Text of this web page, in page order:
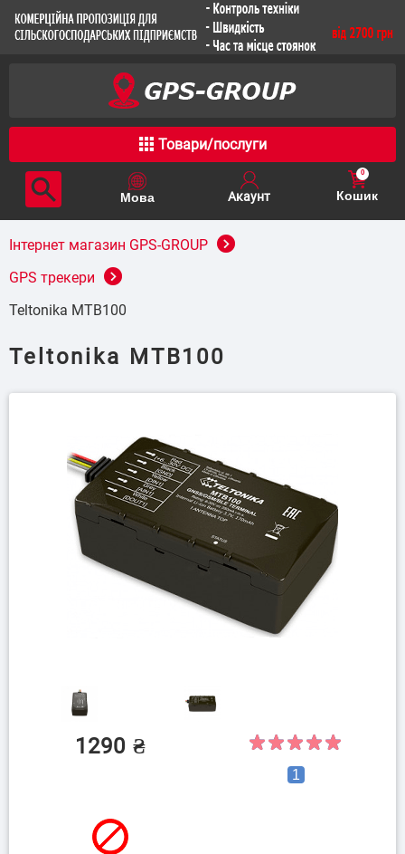
Товари/послуги
Кошик
0
Інтернет магазин GPS-GROUP
GPS трекери
Teltonika MTB100
Teltonika MTB100
1290 ₴
1